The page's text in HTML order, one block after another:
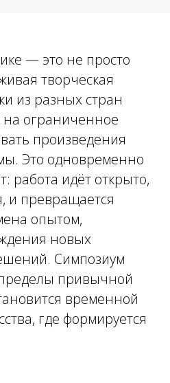
— это не просто
творческая
из разных стран
на ограниченное
произведения
Это одновременно
работа идёт открыто,
и превращается
опытом,
новых
Симпозиум
привычной
временной
где формируется